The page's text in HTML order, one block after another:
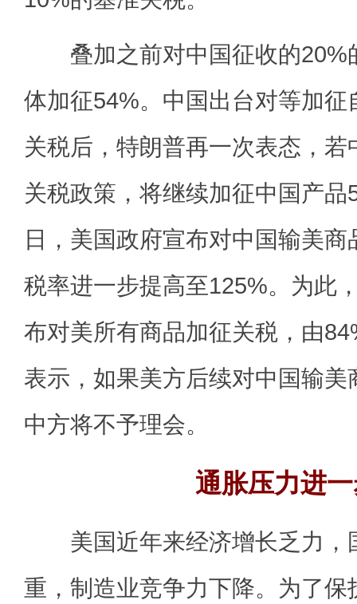
叠加之前对中国征收的20%
体加征54%。中国出台对等加征
关税后，特朗普再一次表态，
关税政策，将继续加征中国产
日，美国政府宣布对中国输美商
税率进一步提高至125%。为此
布对美所有商品加征关税，由
表示，如果美方后续对中国输
中方将不予理会。
通胀压力进
美国近年来经济增长乏力，
重，制造业竞争力下降。为了保